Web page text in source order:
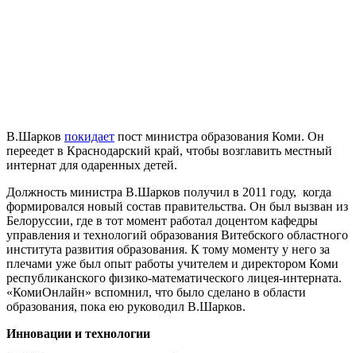
В.Шарков покидает пост министра образования Коми. Он
переедет в Краснодарский край, чтобы возглавить местный
интернат для одаренных детей.
Должность министра В.Шарков получил в 2011 году, когда
формировался новый состав правительства. Он был вызван из
Белоруссии, где в тот момент работал доцентом кафедры
управления и технологий образования Витебского областного
института развития образования. К тому моменту у него за
плечами уже был опыт работы учителем и директором Коми
республиканского физико-математического лицея-интерната.
«КомиОнлайн» вспомнил, что было сделано в области
образования, пока ею руководил В.Шарков.
Инновации и технологии